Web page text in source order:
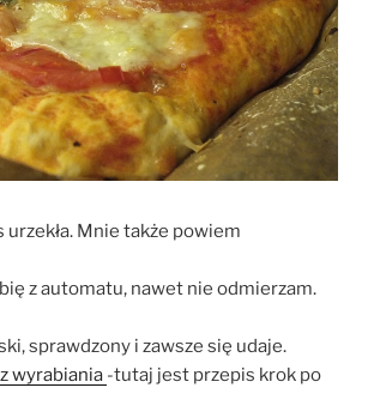
urzekła. Mnie także powiem
z automatu, nawet nie odmierzam.
sprawdzony i zawsze się udaje.
wyrabiania -tutaj jest przepis krok po